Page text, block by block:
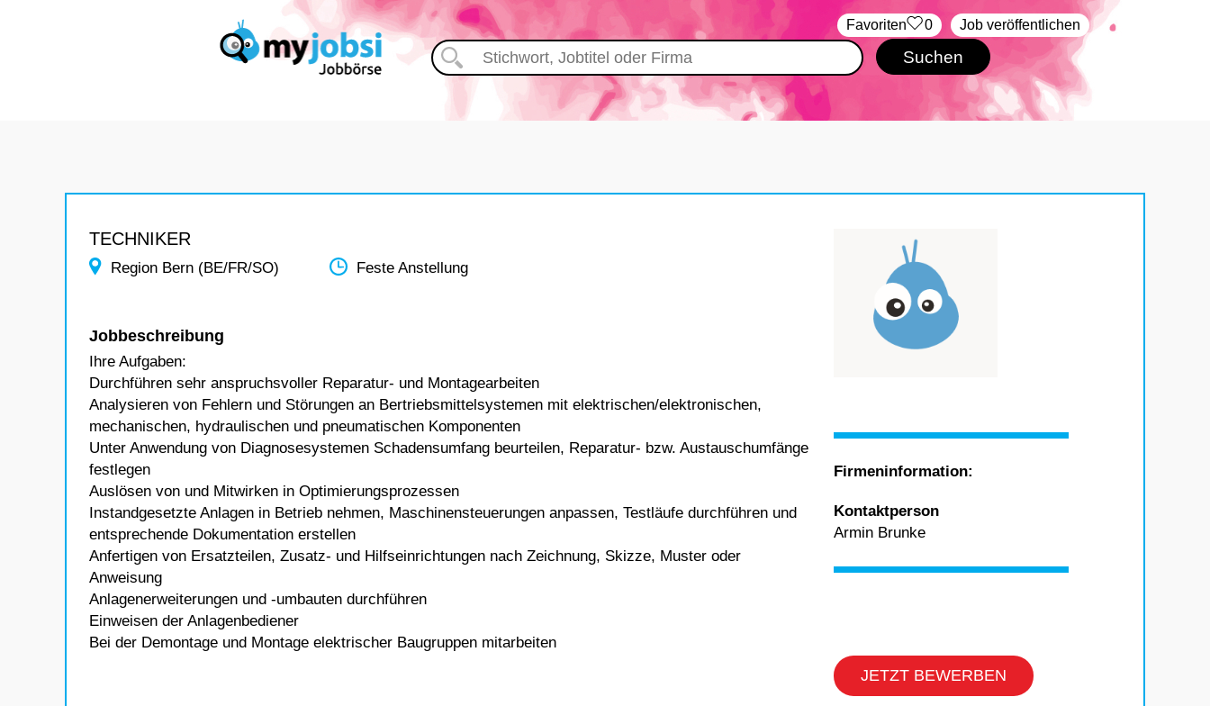
Job veröffentlichen
‏Favoriten 0
TECHNIKER
Region Bern (BE/FR/SO) Feste Anstellung
Jobbeschreibung
Ihre Aufgaben:
Durchführen sehr anspruchsvoller Reparatur- und Montagearbeiten
Analysieren von Fehlern und Störungen an Bertriebsmittelsystemen mit elektrischen/elektronischen,
mechanischen, hydraulischen und pneumatischen Komponenten
Unter Anwendung von Diagnosesystemen Schadensumfang beurteilen, Reparatur- bzw. Austauschumfänge
festlegen
Auslösen von und Mitwirken in Optimierungsprozessen
Instandgesetzte Anlagen in Betrieb nehmen, Maschinensteuerungen anpassen, Testläufe durchführen und
entsprechende Dokumentation erstellen
Anfertigen von Ersatzteilen, Zusatz- und Hilfseinrichtungen nach Zeichnung, Skizze, Muster oder
Anweisung
Anlagenerweiterungen und -umbauten durchführen
Einweisen der Anlagenbediener
Bei der Demontage und Montage elektrischer Baugruppen mitarbeiten
Firmeninformation:
Kontaktperson
Armin Brunke
JETZT BEWERBEN